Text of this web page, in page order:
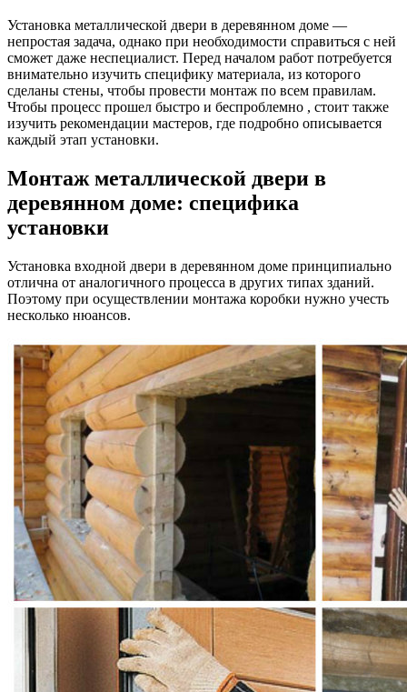
Установка металлической двери в деревянном доме —
непростая задача, однако при необходимости справиться с ней
сможет даже неспециалист. Перед началом работ потребуется
внимательно изучить специфику материала, из которого
сделаны стены, чтобы провести монтаж по всем правилам.
Чтобы процесс прошел быстро и беспроблемно , стоит также
изучить рекомендации мастеров, где подробно описывается
каждый этап установки.
Монтаж металлической двери в
деревянном доме: специфика
установки
Установка входной двери в деревянном доме принципиально
отлична от аналогичного процесса в других типах зданий.
Поэтому при осуществлении монтажа коробки нужно учесть
несколько нюансов.